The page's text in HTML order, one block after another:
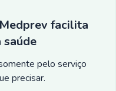
facilita
saúde
pelo serviço
precisar.